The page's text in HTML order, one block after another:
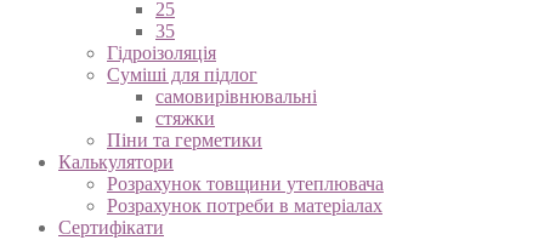
25
35
Гідроізоляція
Суміші для підлог
самовирівнювальні
стяжки
Піни та герметики
Калькулятори
Розрахунок товщини утеплювача
Розрахунок потреби в матеріалах
Сертифікати